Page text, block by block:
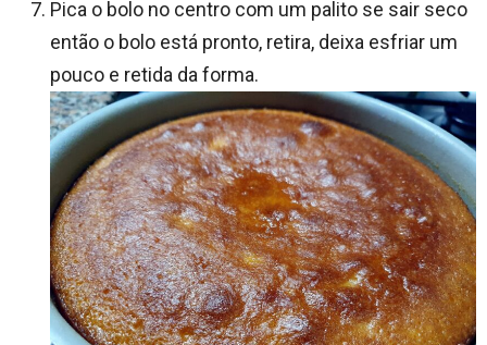
Pica o bolo no centro com um palito se sair seco
então o bolo está pronto, retira, deixa esfriar um
pouco e retida da forma.